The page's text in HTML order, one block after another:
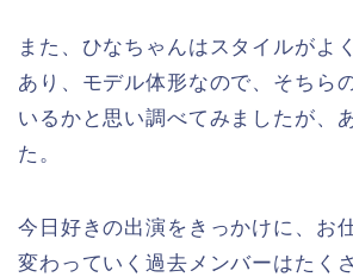
また、ひなちゃんはスタイルがよ
あり、モデル体形なので、そちら
いるかと思い調べてみましたが、
た。
今日好きの出演をきっかけに、お
変わっていく過去メンバーはたく